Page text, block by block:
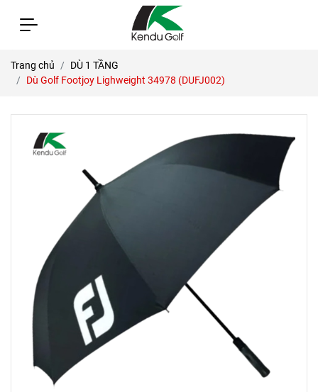
Trang chủ
DÙ 1 TẦNG
Dù Golf Footjoy Lighweight 34978 (DUFJ002)